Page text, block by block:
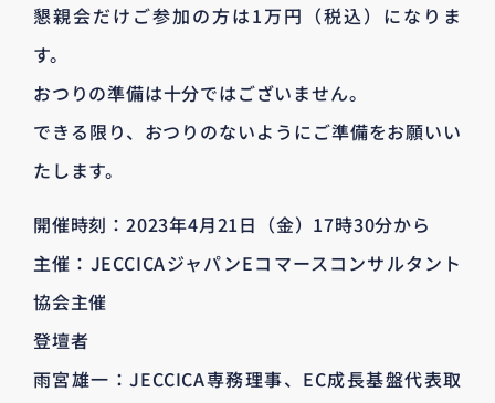
懇親会だけご参加の方は1万円（税込）になりま
す。
おつりの準備は十分ではございません。
できる限り、おつりのないようにご準備をお願いい
たします。
開催時刻：2023年4月21日（金）17時30分から
主催：JECCICAジャパンEコマースコンサルタント
協会主催
登壇者
雨宮雄一：JECCICA専務理事、EC成長基盤代表取